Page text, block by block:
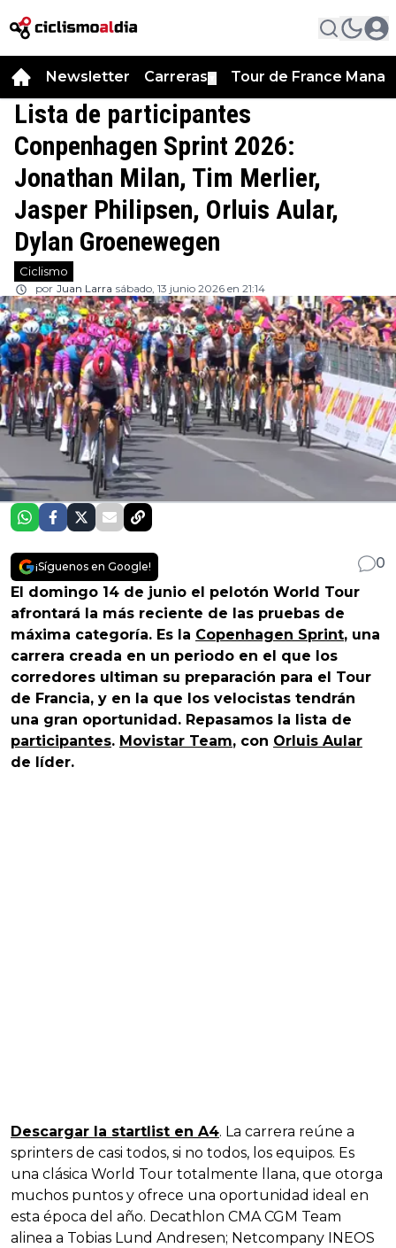
Newsletter Carreras Tour de France
Lista de participantes
Conpenhagen Sprint 2026:
Jonathan Milan, Tim Merlier,
Jasper Philipsen, Orluis Aular,
Dylan Groenewegen
Ciclismo
por Juan Larra sábado, 13 junio 2026 en 21:14
¡Síguenos en Google!
0
El domingo 14 de junio el pelotón World Tour
afrontará la más reciente de las pruebas de
máxima categoría. Es la Copenhagen Sprint, una
carrera creada en un periodo en el que los
corredores ultiman su preparación para el Tour
de Francia, y en la que los velocistas tendrán
una gran oportunidad. Repasamos la lista de
participantes. Movistar Team, con Orluis Aular
de líder.
Descargar la startlist en A4. La carrera reúne a
sprinters de casi todos, si no todos, los equipos. Es
una clásica World Tour totalmente llana, que otorga
muchos puntos y ofrece una oportunidad ideal en
esta época del año. Decathlon CMA CGM Team
alinea a Tobias Lund Andresen; Netcompany INEOS